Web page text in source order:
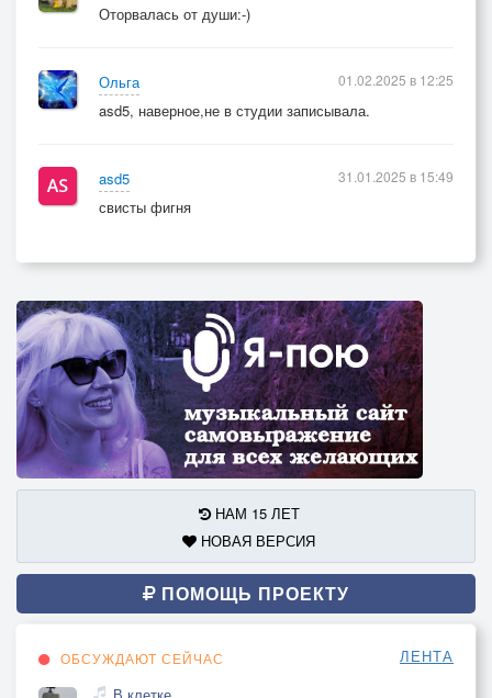
Оторвалась от души:-)
Ольга
asd5, наверное,не в студии записывала.
01.02.2025 в 12:25
asd5
свисты фигня
31.01.2025 в 15:49
НАМ 15 ЛЕТ
НОВАЯ ВЕРСИЯ
ПОМОЩЬ ПРОЕКТУ
ОБСУЖДАЮТ СЕЙЧАС ЛЕНТА